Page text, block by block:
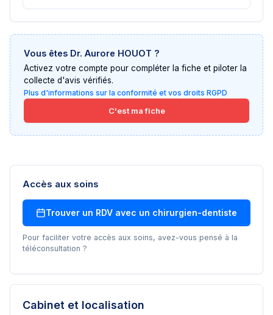
Vous êtes Dr. Aurore HOUOT ?
Activez votre compte pour compléter la fiche et piloter la
collecte d'avis vérifiés.
Plus d'informations sur la conformité et vos droits RGPD
C'est ma fiche
Accès aux soins
Trouver un RDV avec un chirurgien-dentiste
Pour faciliter votre accès aux soins, avez-vous pensé à la
téléconsultation ?
Cabinet et localisation